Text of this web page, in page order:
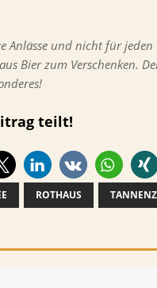
Anlässe und nicht für
Bier zum Verschenken.
teilt!
ROTHAUS